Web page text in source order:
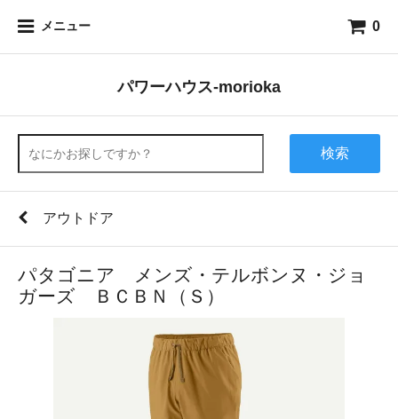
メニュー 0
パワーハウス-morioka
検索
アウトドア
パタゴニア メンズ・テルボンヌ・ジョ
ガーズ ＢＣＢＮ（Ｓ）